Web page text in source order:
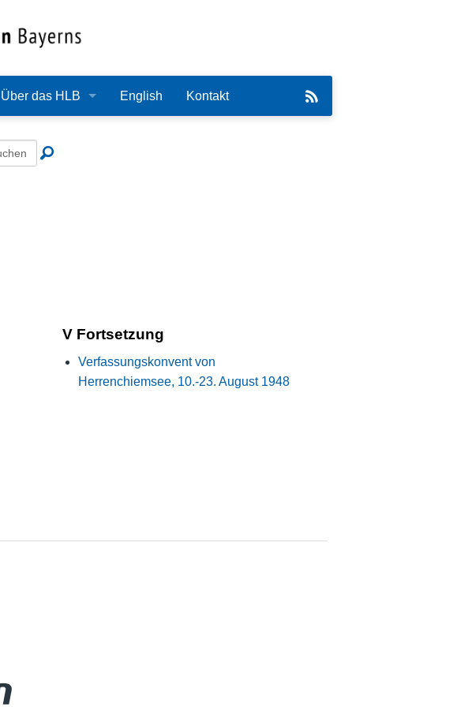
Über das HLB
Redaktion
Nutzungshinweise
English Kontakt
V Fortsetzung
Verfassungskonvent von
Herrenchiemsee, 10.-23. August 1948